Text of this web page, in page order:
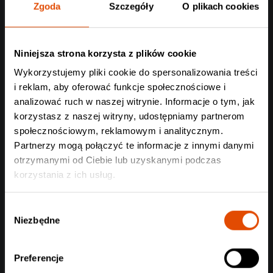
Zgoda Szczegóły O plikach cookies
Niniejsza strona korzysta z plików cookie
Wykorzystujemy pliki cookie do spersonalizowania treści
i reklam, aby oferować funkcje społecznościowe i
analizować ruch w naszej witrynie. Informacje o tym, jak
korzystasz z naszej witryny, udostępniamy partnerom
społecznościowym, reklamowym i analitycznym.
Partnerzy mogą połączyć te informacje z innymi danymi
otrzymanymi od Ciebie lub uzyskanymi podczas
korzystania z ich usług.
zgody
Niezbędne
Preferencje